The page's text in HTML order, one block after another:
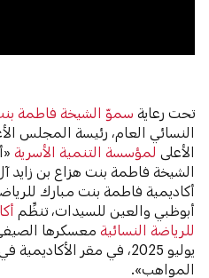
تحت رعايةسموّ الشيخة فاطمة
النسائي العام، رئيسة المجلس
الأعلى لمؤسسة التنمية الأسرية
الشيخة فاطمة بنت هزاع بن زايد
أكاديمية فاطمة بنت مبارك
أبوظبي والعين للسيدات، تنظِّم
للرياضة النسائية
يوليو 2025، في مقر
المواهب».